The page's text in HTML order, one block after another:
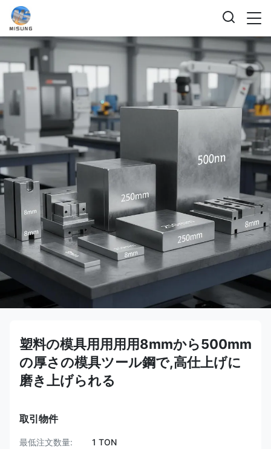
塑料の模具用用用用8mmから500mm
の厚さの模具ツール鋼で,高仕上げに
磨き上げられる
取引物件
最低注文数量:
1 TON